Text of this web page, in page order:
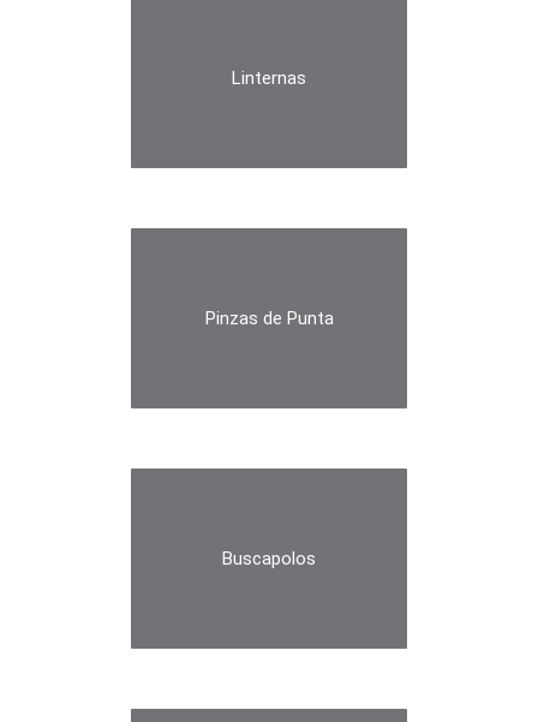
Linternas
Pinzas de Punta
Buscapolos